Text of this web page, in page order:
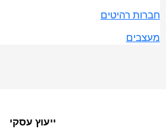
חברות רהיטים
מעצבים
ייעוץ עסקי